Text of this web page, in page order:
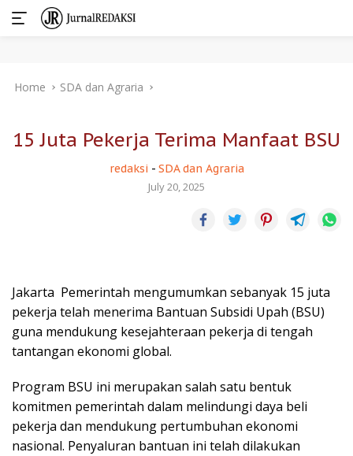
Home SDA dan Agraria
15 Juta Pekerja Terima Manfaat BSU
redaksi - SDA dan Agraria
July 20, 2025
Jakarta  Pemerintah mengumumkan sebanyak 15 juta
pekerja telah menerima Bantuan Subsidi Upah (BSU)
guna mendukung kesejahteraan pekerja di tengah
tantangan ekonomi global.
Program BSU ini merupakan salah satu bentuk
komitmen pemerintah dalam melindungi daya beli
pekerja dan mendukung pertumbuhan ekonomi
nasional. Penyaluran bantuan ini telah dilakukan